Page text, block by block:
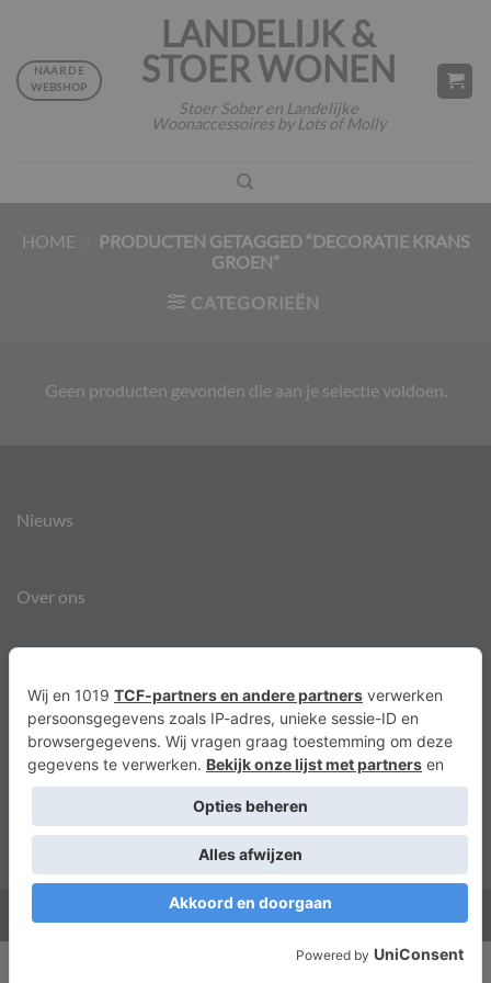
inhoud
LANDELIJK &
STOER WONEN
Stoer Sober en Landelijke
Woonaccessoires by Lots of Molly
NAAR DE
WEBSHOP
HOME
PRODUCTEN GETAGGED “DECORATIE KRANS
GROEN”
CATEGORIEËN
Geen producten gevonden die aan je selectie voldoen.
Nieuws
Over ons
Privacyverklaring
Cookies
Copyright 2026 ©Lots of Molly